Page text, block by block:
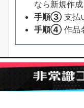
なら新規作成
手順③ 支払
手順④ 作品
結果として、
無料体験を使う場